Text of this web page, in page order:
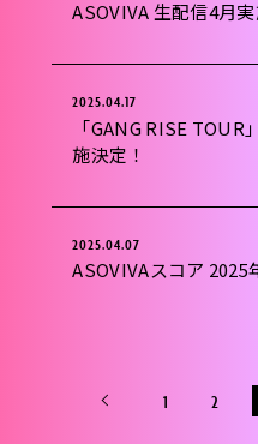
ASOVIVA 生配信4月実
2025.04.17
「GANG RISE
施決定！
2025.04.07
ASOVIVAスコア 2025
1 2